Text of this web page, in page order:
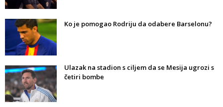
Ko je pomogao Rodriju da odabere Barselonu?
Ulazak na stadion s ciljem da se Mesija ugrozi s
četiri bombe